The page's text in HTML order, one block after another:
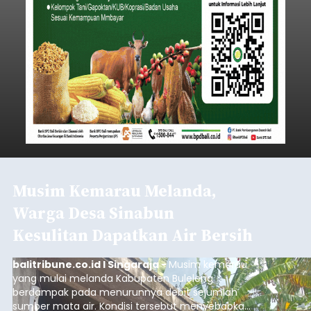
Musim Kemarau Melanda,
Warga Desa Sinabun
Kesulitan Dapatkan Air Bersih
balitribune.co.id I Singaraja -Musim kemarau
yang mulai melanda Kabupaten Buleleng
berdampak pada menurunnya debit sejumlah
sumber mata air. Kondisi tersebut menyebabkan